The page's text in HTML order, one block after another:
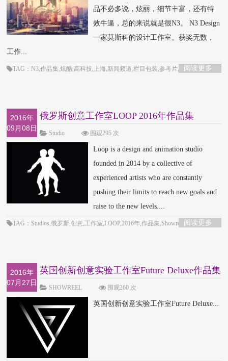
品不必多说，炫丽，细节丰富，还有特
效牛逼，总的来说就是很N3。 N3 Design
一家莫斯科的设计工作室。获奖无数，
工作...
阅读更多
TAG：N3,作品集,炫酷,高科技,上海,新闻频道,栏目包装,参考片,STV
2016年
09月08日
俄罗斯创意工作室LOOP 2016年作品集
Showreel
Studio 围观295 次
Loop is a design and animation studio
founded in 2014 by a collective of
experienced artists who are constantly
pushing their limits to reach new goals and
raise to the new levels....
阅读更多
TAG：Studios,俄罗斯,创意,工作室,LOOP,2016年,作品集,Showreel
2016年
07月27日
英国创新创意实验工作室Future Deluxe作品集
SHOWREEL 围观260 次
英国创新创意实验工作室Future Deluxe...